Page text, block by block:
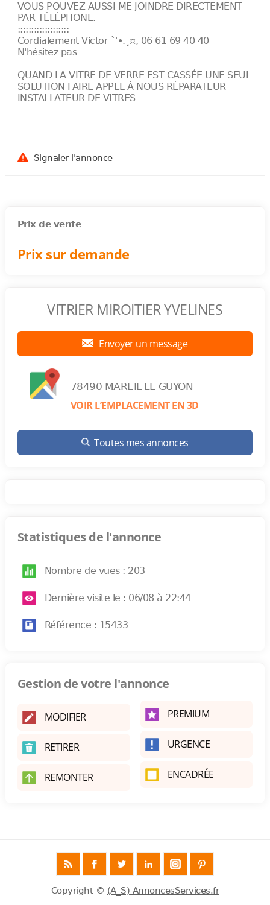
VOUS POUVEZ AUSSI ME JOINDRE DIRECTEMENT
PAR TÉLÉPHONE.
:::::::::::::::::::
Cordialement Victor `'•.¸¤, 06 61 69 40 40
N'hésitez pas
QUAND LA VITRE DE VERRE EST CASSÉE UNE SEUL
SOLUTION FAIRE APPEL À NOUS RÉPARATEUR
INSTALLATEUR DE VITRES
Signaler l'annonce
Prix de vente
Prix sur demande
VITRIER MIROITIER YVELINES
Envoyer un message
78490 MAREIL LE GUYON
VOIR L’EMPLACEMENT EN 3D
Toutes mes annonces
Statistiques de l'annonce
Nombre de vues : 203
Dernière visite le : 06/08 à 22:44
Référence : 15433
Gestion de votre l'annonce
MODIFIER
RETIRER
REMONTER
PREMIUM
URGENCE
ENCADRÉE
Copyright © (A_S) AnnoncesServices.fr